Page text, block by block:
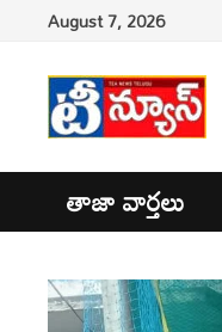
content
August 7, 2026
తాజా వార్తలు